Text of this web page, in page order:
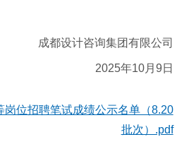
成都设计咨询集团有限公司
2025年10月 9 日
岗位招聘笔试成绩公示名单（8.20
批次）.pdf